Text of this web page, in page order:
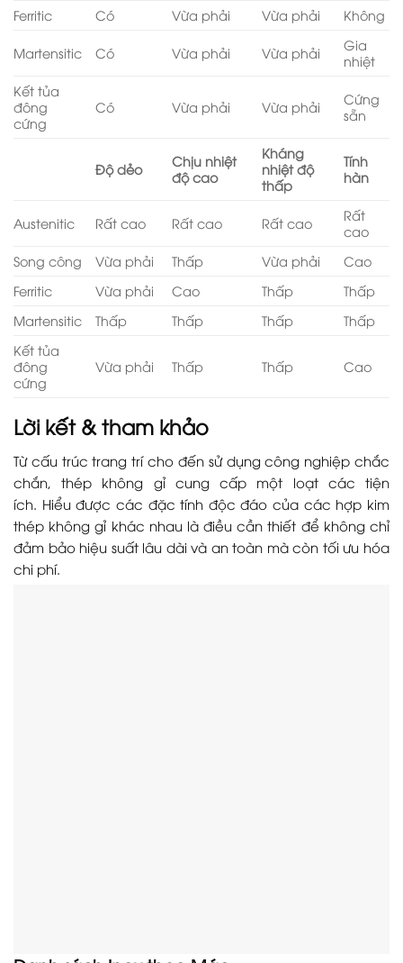
Ferritic
Có Vừa phải Vừa phải Không
Martensitic Có Vừa phải Vừa phải
Gia
nhiệt
Kết tủa
đông
cứng
Có Vừa phải Vừa phải
Cứng
sẵn
Độ dẻo
Chịu nhiệt
độ cao
Kháng
nhiệt độ
thấp
Tính
hàn
Austenitic Rất cao Rất cao Rất cao
Rất
cao
Song công
Vừa phải Thấp Vừa phải
Cao
Ferritic
Vừa phải Cao Thấp
Thấp
Martensitic
Thấp Thấp Thấp
Thấp
Kết tủa
đông
cứng
Vừa phải Thấp Thấp Cao
Lời kết & tham khảo
Từ cấu trúc trang trí cho đến sử dụng công nghiệp chắc
chắn, thép không gỉ cung cấp một loạt các tiện
ích. Hiểu được các đặc tính độc đáo của các hợp kim
thép không gỉ khác nhau là điều cần thiết để không chỉ
đảm bảo hiệu suất lâu dài và an toàn mà còn tối ưu hóa
chi phí.